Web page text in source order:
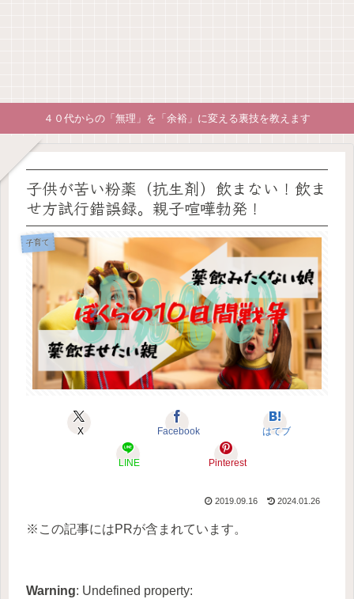
４０代からの「無理」を「余裕」に変える裏技を教えます
子供が苦い粉薬（抗生剤）飲まない！飲ま
せ方試行錯誤録。親子喧嘩勃発！
子育て
X Facebook はてブ
LINE Pinterest
2019.09.16 2024.01.26
※この記事にはPRが含まれています。
Warning: Undefined property: